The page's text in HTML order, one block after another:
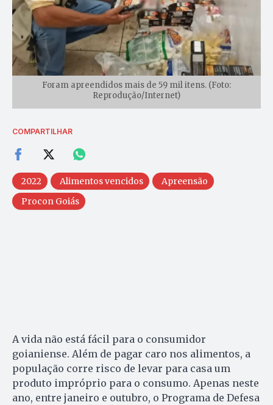
Foram apreendidos mais de 59 mil itens. (Foto:
Reprodução/Internet)
COMPARTILHAR
2022 Alimentos vencidos
Apreensão
Procon Goiás
A vida não está fácil para o consumidor
goianiense. Além de pagar caro nos alimentos, a
população corre risco de levar para casa um
produto impróprio para o consumo. Apenas neste
ano, entre janeiro e outubro, o Programa de Defesa